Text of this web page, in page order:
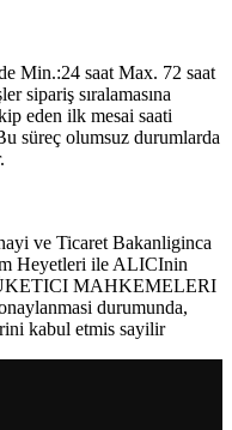
Min.:24 saat Max. 72 saat
sipariş sıralamasına
eden ilk mesai saati
süreç olumsuz durumlarda
ve Ticaret Bakanliginca
Heyetleri ile ALICInin
MAHKEMELERI
durumunda,
kabul etmis sayilir